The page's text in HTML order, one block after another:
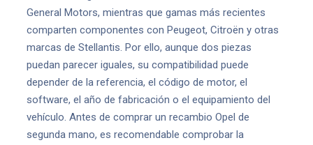
General Motors, mientras que gamas más recientes
comparten componentes con Peugeot, Citroën y otras
marcas de Stellantis. Por ello, aunque dos piezas
puedan parecer iguales, su compatibilidad puede
depender de la referencia, el código de motor, el
software, el año de fabricación o el equipamiento del
vehículo. Antes de comprar un recambio Opel de
segunda mano, es recomendable comprobar la